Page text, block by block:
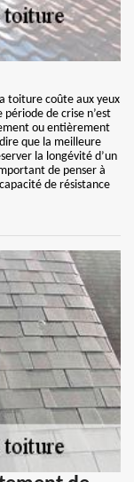
toiture coûte aux yeux
de crise n’est
ou entièrement
que la meilleure
la longévité d’un
de penser à
de résistance